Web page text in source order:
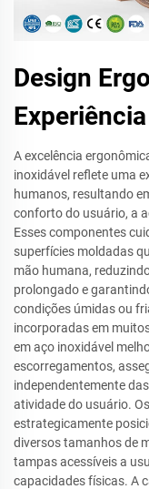
Design
A excelência
inoxidável reflete uma
humanos, resultando
conforto do usuário, a
Esses componentes
superfícies moldadas
mão humana,
prolongado e
condições úmidas ou
incorporadas em
em aço inoxidável
escorregamentos,
independentemente
atividade do usuário.
estrategicamente
diversos tamanhos de
tampas acessíveis a
capacidades físicas. A